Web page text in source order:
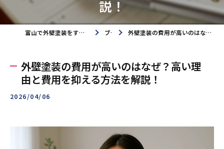
説！
富山で外壁塗装をするなら外壁塗装専門店安井創建へ ブログ 外壁塗装の費用が高いのはなぜ？高い理由と費用を抑える方法を解説！
外壁塗装の費用が高いのはなぜ？高い理
由と費用を抑える方法を解説！
2026/04/06